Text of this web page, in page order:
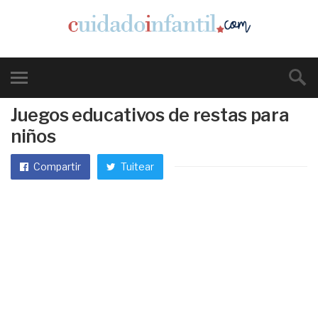
Juegos educativos de restas para
niños
Compartir Tuitear